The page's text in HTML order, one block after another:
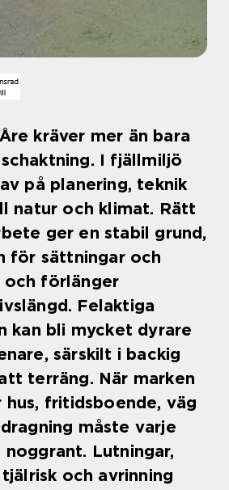
kräver mer än bara
I fjällmiljö
på planering, teknik
natur och klimat. Rätt
ger en stabil grund,
för sättningar och
förlänger
Felaktiga
kan bli mycket dyrare
särskilt i backig
terräng. När marken
fritidsboende, väg
måste varje
Lutningar,
och avrinning